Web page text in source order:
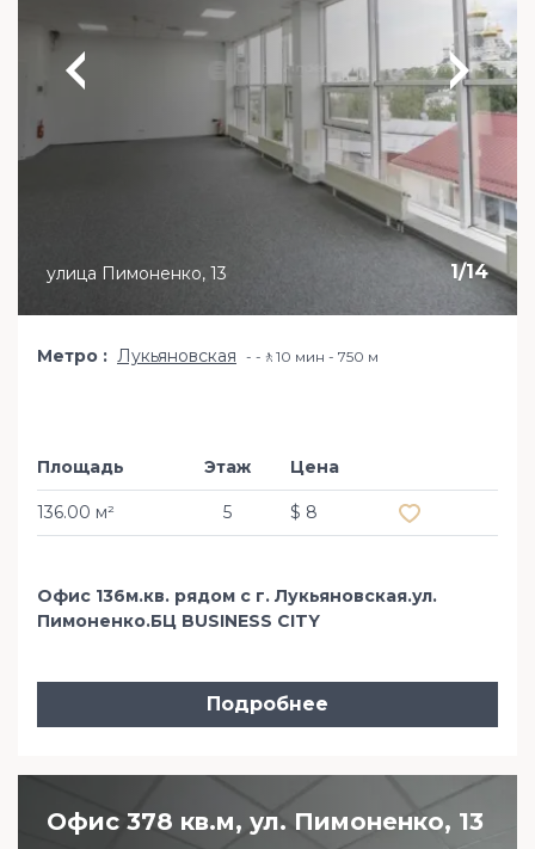
1/14
улица Пимоненко, 13
Метро Лукьяновская -🚶10 мин - 750 м
Площадь
136.00 м²
Этаж
5
Цена
$ 8
Офис 136м.кв. рядом с г. Лукьяновская.ул.
Пимоненко.БЦ BUSINESS CITY
Подробнее
Офис 378 кв.м, ул. Пимоненко, 13